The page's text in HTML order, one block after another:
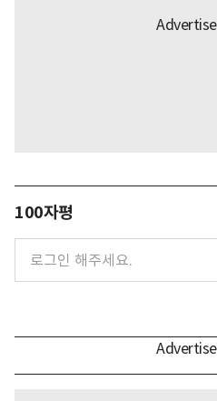
100자평